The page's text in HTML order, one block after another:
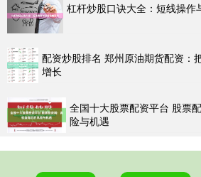
杠杆炒股口诀大全：短线操作
配资炒股排名 郑州原油期货配资：
增长
全国十大股票配资平台 股票
险与机遇